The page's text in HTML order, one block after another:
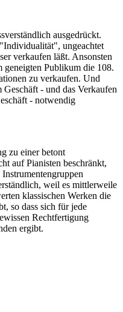
ausgedrückt.
ungeachtet
verkaufen läßt. Ansonsten
geneigten Publikum die 108.
zu verkaufen. Und
- und das Verkaufen
- notwendig
zu einer betont
auf Pianisten beschränkt,
weil es mittlerweile
klassischen Werken die
so dass sich für jede
Rechtfertigung
ergibt.